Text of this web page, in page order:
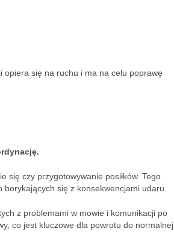
opiera się na ruchu i ma na celu poprawę
się czy przygotowywanie posiłków. Tego
się z konsekwencjami udaru.
z problemami w mowie i komunikacji po
co jest kluczowe dla powrotu do normalnej